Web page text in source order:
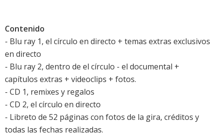
Contenido
- Blu ray 1, el círculo en directo + temas extras exclusivos
en directo
- Blu ray 2, dentro de el círculo - el documental +
capítulos extras + videoclips + fotos.
- CD 1, remixes y regalos
- CD 2, el círculo en directo
- Libreto de 52 páginas con fotos de la gira, créditos y
todas las fechas realizadas.